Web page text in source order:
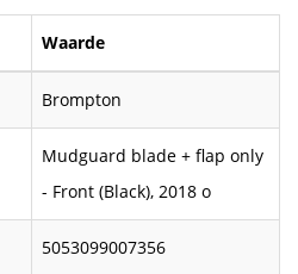
Waarde
Brompton
Mudguard blade + flap only
- Front (Black), 2018 o
5053099007356